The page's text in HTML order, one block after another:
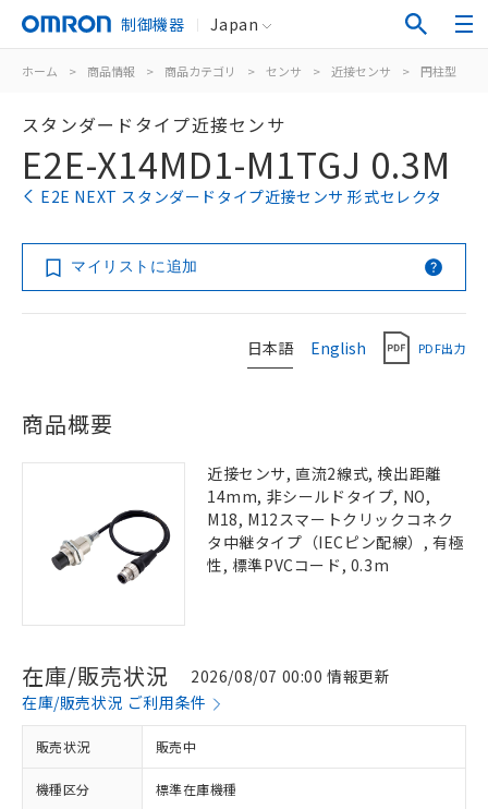
制御機器 Japan
ホーム > 商品情報 > 商品カテゴリ > センサ > 近接センサ > 円柱型
スタンダードタイプ近接センサ
E2E-X14MD1-M1TGJ 0.3M
E2E NEXT スタンダードタイプ近接センサ 形式セレクタ
マイリストに追加
日本語 English PDF出力
商品概要
近接センサ, 直流2線式, 検出距離
14mm, 非シールドタイプ, NO,
M18, M12スマートクリックコネク
タ中継タイプ（IECピン配線）, 有極
性, 標準PVCコード, 0.3m
在庫/販売状況
2026/08/07 00:00 情報更新
在庫/販売状況 ご利用条件
販売状況 販売中
機種区分 標準在庫機種